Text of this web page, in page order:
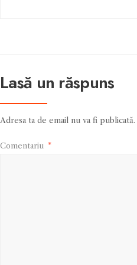
Lasă un răspuns
Adresa ta de email nu va fi publicată.
Comentariu *